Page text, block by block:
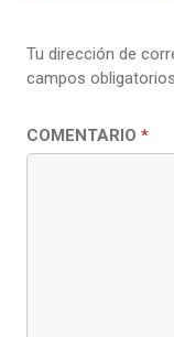
Tu dirección de
campos
COMENTARIO *